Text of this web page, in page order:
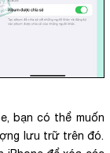
bạn có thể muốn
lưu trữ trên đó.